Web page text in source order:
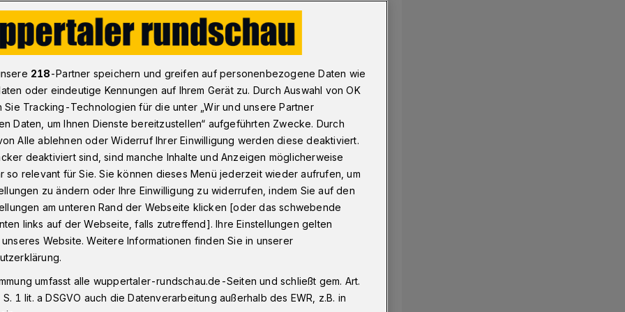
Teppich: Licht aus, Spot an
Erich-Fried-Gesamtschule
Licht aus, Spot
und Abiturienten haben sich mit einer
Erich-Fried-Gesamtschule
Zeugnisausgabe erhielten sie den
der vergangenen Monate.
218-Partner speichern und greifen auf personenbezogene Daten wie
oder eindeutige Kennungen auf Ihrem Gerät zu. Durch Auswahl von OK
Sie Tracking-Technologien für die unter „Wir und unsere Partner
Daten, um Ihnen Dienste bereitzustellen“ aufgeführten Zwecke. Durch
Alle ablehnen oder Widerruf Ihrer Einwilligung werden diese deaktiviert.
deaktiviert sind, sind manche Inhalte und Anzeigen möglicherweise
so relevant für Sie. Sie können dieses Menü jederzeit wieder aufrufen, um
zu ändern oder Ihre Einwilligung zu widerrufen, indem Sie auf den
am unteren Rand der Webseite klicken [oder das schwebende
links auf der Webseite, falls zutreffend]. Ihre Einstellungen gelten
Website. Weitere Informationen finden Sie in unserer
umfasst alle wuppertaler-rundschau.de-Seiten und schließt gem. Art.
1 lit. a DSGVO auch die Datenverarbeitung außerhalb des EWR, z.B. in